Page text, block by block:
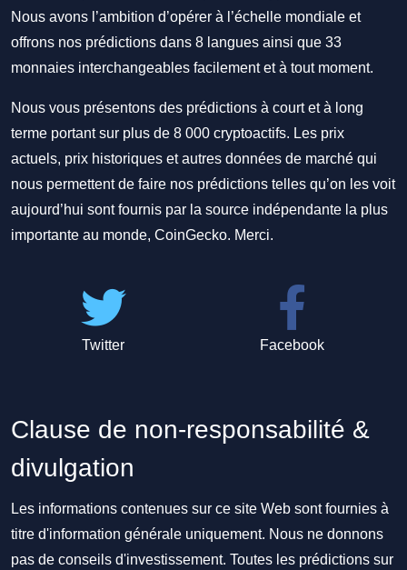
Nous avons l’ambition d’opérer à l’échelle mondiale et
offrons nos prédictions dans 8 langues ainsi que 33
monnaies interchangeables facilement et à tout moment.
Nous vous présentons des prédictions à court et à long
terme portant sur plus de 8 000 cryptoactifs. Les prix
actuels, prix historiques et autres données de marché qui
nous permettent de faire nos prédictions telles qu’on les voit
aujourd’hui sont fournis par la source indépendante la plus
importante au monde, CoinGecko. Merci.
Twitter Facebook
Clause de non-responsabilité &
divulgation
Les informations contenues sur ce site Web sont fournies à
titre d'information générale uniquement. Nous ne donnons
pas de conseils d'investissement. Toutes les prédictions sur